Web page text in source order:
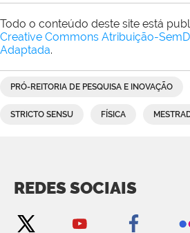
Todo o conteúdo deste site está
Creative Commons Atribuição-
Adaptada.
PRÓ-REITORIA DE PESQUISA E INOVAÇÃO
STRICTO SENSU FÍSICA
REDES SOCIAIS